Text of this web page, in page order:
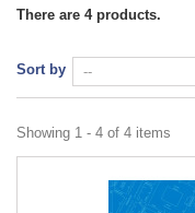
There are 4 products.
Sort by
Showing 1 - 4 of 4 items